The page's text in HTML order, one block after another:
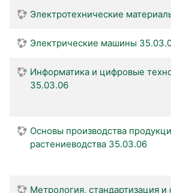
Электротехнические
Электрические машины
Информатика и цифровые
35.03.06
Основы производства
растениеводства 35.03.06
Метрология, стандартизация и